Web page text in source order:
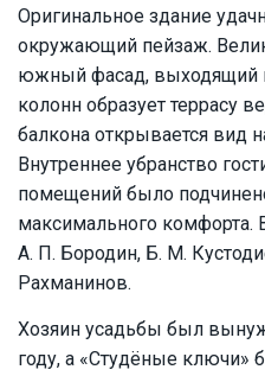
Оригинальное здание
окружающий пейзаж.
южный фасад, выходящий
колонн образует террасу
балкона открывается вид
Внутреннее убранство
помещений было
максимального комфорта.
А. П. Бородин, Б. М.
Рахманинов.
Хозяин усадьбы был
году, а «Студёные ключи»